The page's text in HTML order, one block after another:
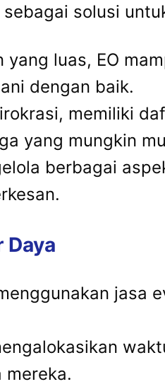
solusi
luas, EO
dengan baik.
memiliki
yang mungkin
berbagai
Daya
jasa
mereka.